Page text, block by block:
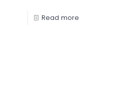
Read more